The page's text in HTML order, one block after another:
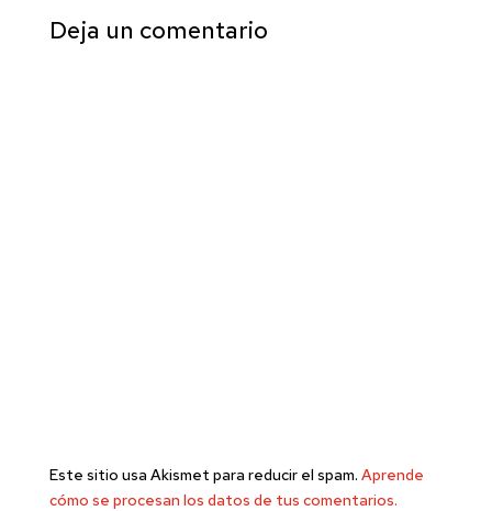
Deja un comentario
Este sitio usa Akismet para reducir el spam. Aprende
cómo se procesan los datos de tus comentarios.